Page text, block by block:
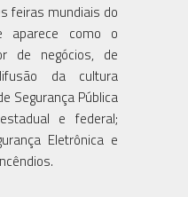
feiras mundiais do
aparece como o
de negócios, de
da cultura
Segurança Pública
e federal;
Eletrônica e